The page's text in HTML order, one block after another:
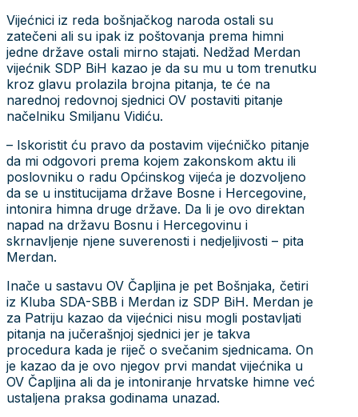
Vijećnici iz reda bošnjačkog naroda ostali su
zatečeni ali su ipak iz poštovanja prema himni
jedne države ostali mirno stajati. Nedžad Merdan
vijećnik SDP BiH kazao je da su mu u tom trenutku
kroz glavu prolazila brojna pitanja, te će na
narednoj redovnoj sjednici OV postaviti pitanje
načelniku Smiljanu Vidiću.
– Iskoristit ću pravo da postavim vijećničko pitanje
da mi odgovori prema kojem zakonskom aktu ili
poslovniku o radu Općinskog vijeća je dozvoljeno
da se u institucijama države Bosne i Hercegovine,
intonira himna druge države. Da li je ovo direktan
napad na državu Bosnu i Hercegovinu i
skrnavljenje njene suverenosti i nedjeljivosti – pita
Merdan.
Inače u sastavu OV Čapljina je pet Bošnjaka, četiri
iz Kluba SDA-SBB i Merdan iz SDP BiH. Merdan je
za Patriju kazao da vijećnici nisu mogli postavljati
pitanja na jučerašnjoj sjednici jer je takva
procedura kada je riječ o svečanim sjednicama. On
je kazao da je ovo njegov prvi mandat vijećnika u
OV Čapljina ali da je intoniranje hrvatske himne već
ustaljena praksa godinama unazad.